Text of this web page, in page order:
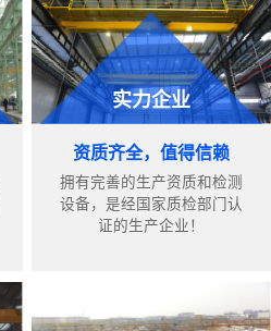
实力企业
资质齐全，值得信赖
拥有完善的生产资质和检测
设备，是经国家质检部门认
证的生产企业！